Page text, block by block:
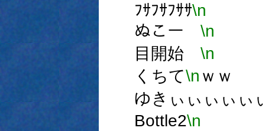
ﾌｻﾌｻﾌｻｻ\n
ぬこー \n
目開始 \n
くちて\n ｗ
ゆきぃぃぃぃぃ
Bottle2\n